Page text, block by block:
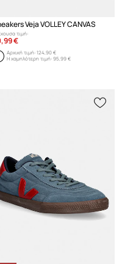
Veja VOLLEY CANVAS
τιμή:
€
Αρχική τιμή:124,90 €
Η χαμηλότερη τιμή:95,99 €